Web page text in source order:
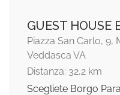
GUEST HOUSE
Piazza San Carlo, 9,
Veddasca VA
Distanza: 32,2 km
Scegliete Borgo